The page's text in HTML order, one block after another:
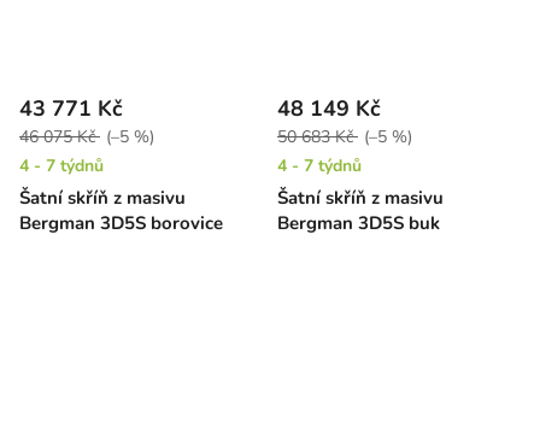
Šatní skříň z masivu
Bergman 3D5S borovice
43 771 Kč
46 075 Kč (–5 %)
4 - 7 týdnů
Šatní skříň z masivu
Bergman 3D5S buk
48 149 Kč
50 683 Kč (–5 %)
4 - 7 týdnů